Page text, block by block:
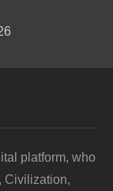
platform, who
Civilization,